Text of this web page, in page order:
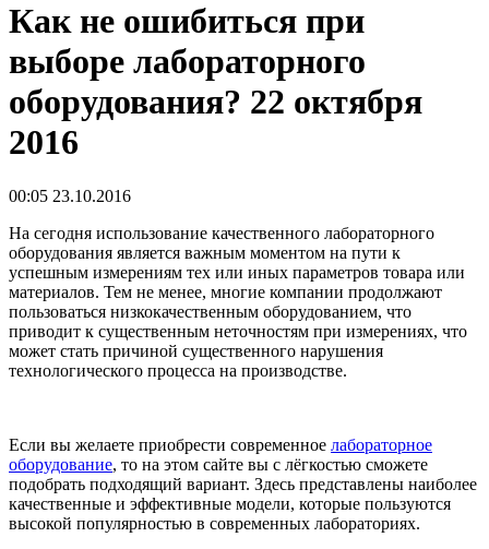
Как не ошибиться при
выборе лабораторного
оборудования? 22 октября
2016
00:05 23.10.2016
На сегодня использование качественного лабораторного
оборудования является важным моментом на пути к
успешным измерениям тех или иных параметров товара или
материалов. Тем не менее, многие компании продолжают
пользоваться низкокачественным оборудованием, что
приводит к существенным неточностям при измерениях, что
может стать причиной существенного нарушения
технологического процесса на производстве.
Если вы желаете приобрести современное лабораторное
оборудование, то на этом сайте вы с лёгкостью сможете
подобрать подходящий вариант. Здесь представлены наиболее
качественные и эффективные модели, которые пользуются
высокой популярностью в современных лабораториях.